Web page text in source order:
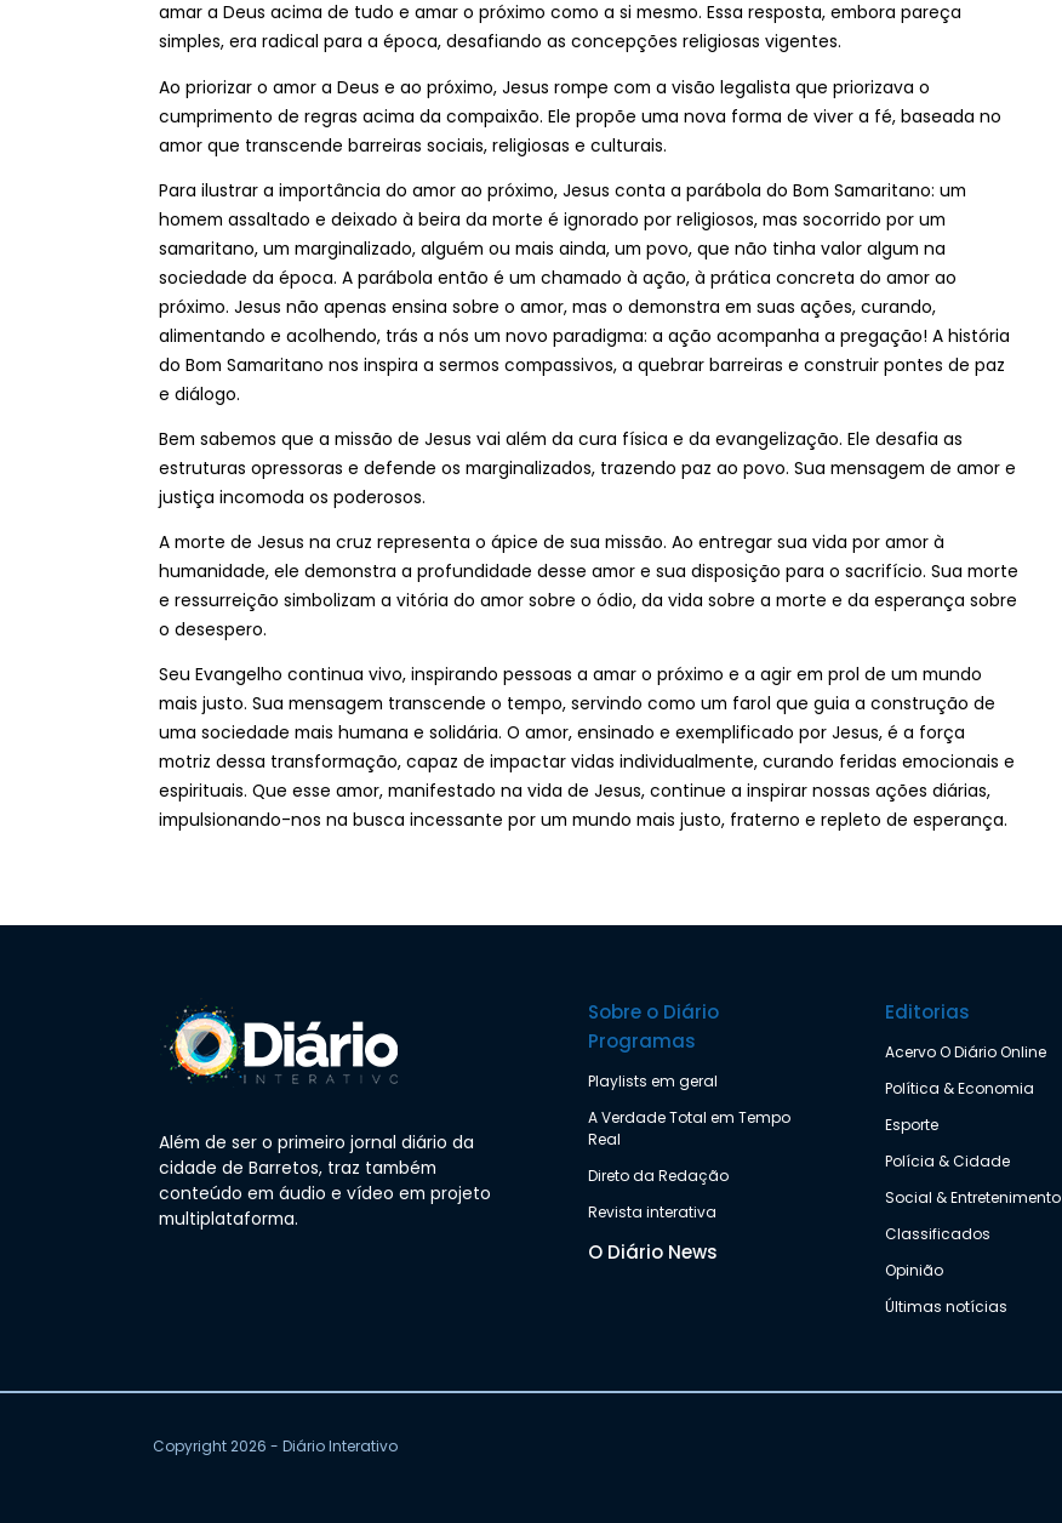
amar a Deus acima de tudo e amar o próximo como a si mesmo. Essa resposta, embora pareça
simples, era radical para a época, desafiando as concepções religiosas vigentes.
Ao priorizar o amor a Deus e ao próximo, Jesus rompe com a visão legalista que priorizava o
cumprimento de regras acima da compaixão. Ele propõe uma nova forma de viver a fé, baseada no
amor que transcende barreiras sociais, religiosas e culturais.
Para ilustrar a importância do amor ao próximo, Jesus conta a parábola do Bom Samaritano: um
homem assaltado e deixado à beira da morte é ignorado por religiosos, mas socorrido por um
samaritano, um marginalizado, alguém ou mais ainda, um povo, que não tinha valor algum na
sociedade da época. A parábola então é um chamado à ação, à prática concreta do amor ao
próximo. Jesus não apenas ensina sobre o amor, mas o demonstra em suas ações, curando,
alimentando e acolhendo, trás a nós um novo paradigma: a ação acompanha a pregação! A história
do Bom Samaritano nos inspira a sermos compassivos, a quebrar barreiras e construir pontes de paz
e diálogo.
Bem sabemos que a missão de Jesus vai além da cura física e da evangelização. Ele desafia as
estruturas opressoras e defende os marginalizados, trazendo paz ao povo. Sua mensagem de amor e
justiça incomoda os poderosos.
A morte de Jesus na cruz representa o ápice de sua missão. Ao entregar sua vida por amor à
humanidade, ele demonstra a profundidade desse amor e sua disposição para o sacrifício. Sua morte
e ressurreição simbolizam a vitória do amor sobre o ódio, da vida sobre a morte e da esperança sobre
o desespero.
Seu Evangelho continua vivo, inspirando pessoas a amar o próximo e a agir em prol de um mundo
mais justo. Sua mensagem transcende o tempo, servindo como um farol que guia a construção de
uma sociedade mais humana e solidária. O amor, ensinado e exemplificado por Jesus, é a força
motriz dessa transformação, capaz de impactar vidas individualmente, curando feridas emocionais e
espirituais. Que esse amor, manifestado na vida de Jesus, continue a inspirar nossas ações diárias,
impulsionando-nos na busca incessante por um mundo mais justo, fraterno e repleto de esperança.
Além de ser o primeiro jornal diário da
cidade de Barretos, traz também
conteúdo em áudio e vídeo em projeto
multiplataforma.
Sobre o Diário
Programas
Playlists em geral
A Verdade Total em Tempo
Real
Direto da Redação
Revista interativa
O Diário News
Editorias
Acervo O Diário Online
Política & Economia
Esporte
Polícia & Cidade
Social & Entretenimento
Classificados
Opinião
Últimas notícias
Copyright 2026 - Diário Interativo